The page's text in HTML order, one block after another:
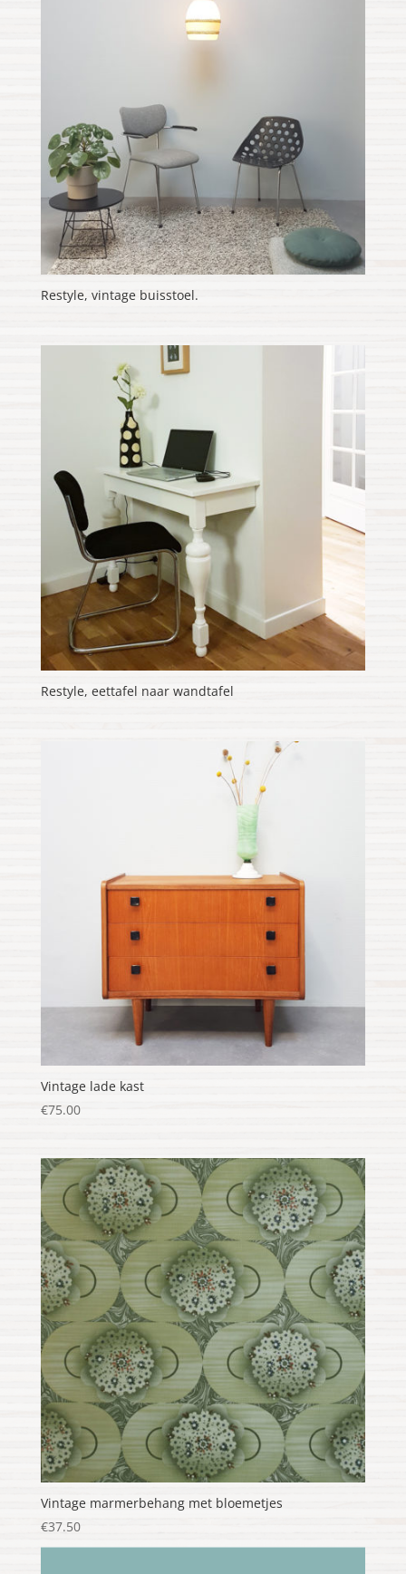
Restyle, vintage buisstoel.
Restyle, eettafel naar wandtafel
Vintage lade kast
€75.00
Vintage marmerbehang met bloemetjes
€37.50